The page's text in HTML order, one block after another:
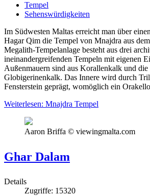
Tempel
Sehenswürdigkeiten
Im Südwesten Maltas erreicht man über
Hagar Qim die Tempel von Mnajdra aus
Megalith-Tempelanlage besteht aus drei
ineinandergreifenden Tempeln mit eigenen
Außenmauern sind aus Korallenkalk und
Globigerinenkalk. Das Innere wird durch
Fensterstein geprägt, womöglich ein
Weiterlesen: Mnajdra Tempel
Aaron Briffa © viewingmalta.com
Ghar Dalam
Details
Zugriffe: 15320